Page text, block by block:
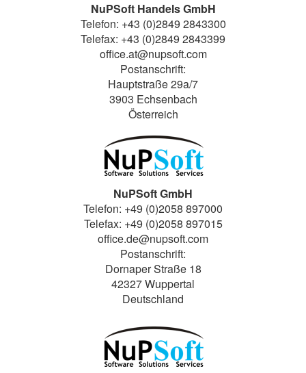
NuPSoft Handels GmbH
Telefon: +43 (0)2849 2843300
Telefax: +43 (0)2849 2843399
office.at@nupsoft.com
Postanschrift:
Hauptstraße 29a/7
3903 Echsenbach
Österreich
NuPSoft GmbH
Telefon: +49 (0)2058 897000
Telefax: +49 (0)2058 897015
office.de@nupsoft.com
Postanschrift:
Dornaper Straße 18
42327 Wuppertal
Deutschland